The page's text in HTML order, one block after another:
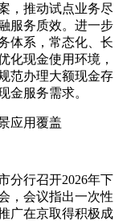
，推动试点业务尽
服务质效。进一步
体系，常态化、长
化现金使用环境，
范办理大额现金存
金服务需求。
应用覆盖
分行召开2026年下
，会议指出一次性
广在京取得积极成